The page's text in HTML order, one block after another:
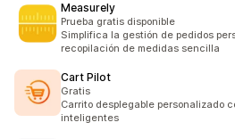
Measurely
Prueba gratis disponible
Simplifica la gestión de pedidos
recopilación de medidas sencilla
Cart Pilot
Gratis
Carrito desplegable personalizado
inteligentes